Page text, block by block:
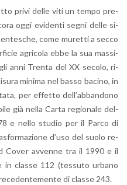
privi delle viti un tempo pre­
oggi evi­den­ti segni delle si­
come mu­ret­ti a secco
agri­co­la ebbe la sua mas­si­
anni Tren­ta del XX se­co­lo, ri­
mi­ni­ma nel basso ba­ci­no, in
per ef­fet­to del­l’ab­ban­do­no
già nella Carta re­gio­na­le del­
e nello stu­dio per il Parco di
d’uso del suolo re­
Cover av­ven­ne tra il 1990 e il
in clas­se 112 (tes­su­to ur­ba­no
di clas­se 243.